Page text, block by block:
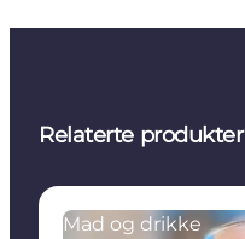
Relaterte produkter
Mad og drikke